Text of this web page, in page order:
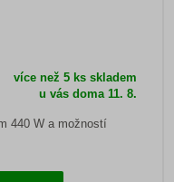
více než 5 ks skladem
u vás doma 11. 8.
440 W a možností